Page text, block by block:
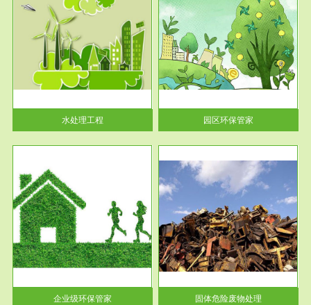
水处理工程
服务范围
园区环保管家
2016 年 4 月，环保部下发《关
于积极发挥环境保护作用促进供
给侧结...
园区环保管家
企业级环保管家
服务范围
固体危险废物处理
固体废物解释：固体废物是指人
们在生产建设、日常生活和其他
活动中...
固体危险废物处理